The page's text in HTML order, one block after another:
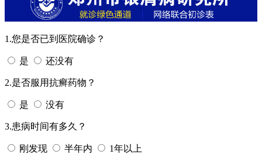
1.您是否已到医院确诊？
是 还没有
2.是否服用抗癣药物？
是 没有
3.患病时间有多久？
刚发现 半年内 1年以上